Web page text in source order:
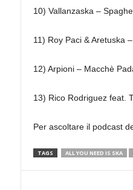
10) Vallanzaska –
11) Roy Paci & Aretuska
12) Arpioni – Macchè
13) Rico Rodriguez feat.
Per ascoltare il podcast
TAGS ALL YOU NEED IS SKA